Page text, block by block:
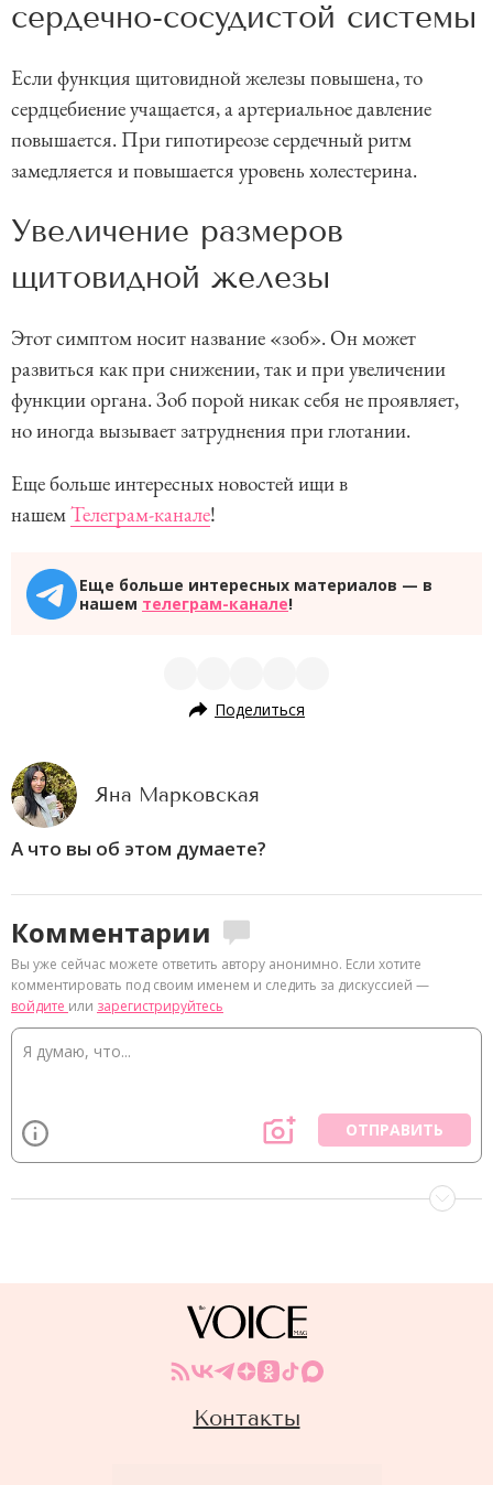
сердечно-сосудистой системы
Если функция щитовидной железы повышена, то
сердцебиение учащается, а артериальное давление
повышается. При гипотиреозе сердечный ритм
замедляется и повышается уровень холестерина.
Увеличение размеров
щитовидной железы
Этот симптом носит название «зоб». Он может
развиться как при снижении, так и при увеличении
функции органа. Зоб порой никак себя не проявляет,
но иногда вызывает затруднения при глотании.
Еще больше интересных новостей ищи в
нашемТелеграм-канале!
Еще больше интересных материалов — в
нашем телеграм-канале!
Поделиться
Яна Марковская
А что вы об этом думаете?
Комментарии
Вы уже сейчас можете ответить автору анонимно. Если хотите
комментировать под своим именем и следить за дискуссией —
войдите или зарегистрируйтесь
ОТПРАВИТЬ
Контакты